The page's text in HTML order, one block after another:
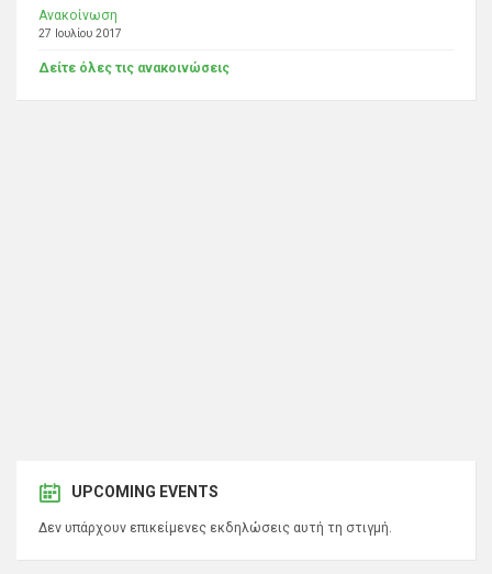
Ανακοίνωση
27 Ιουλίου 2017
Δείτε όλες τις ανακοινώσεις
UPCOMING EVENTS
Δεν υπάρχουν επικείμενες εκδηλώσεις αυτή τη στιγμή.